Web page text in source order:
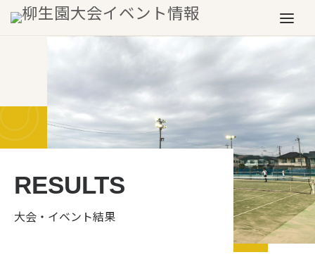
Skip to content
RESULTS
大会・イベント結果